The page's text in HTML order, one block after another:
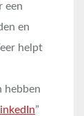
een
en
helpt
hebben
”